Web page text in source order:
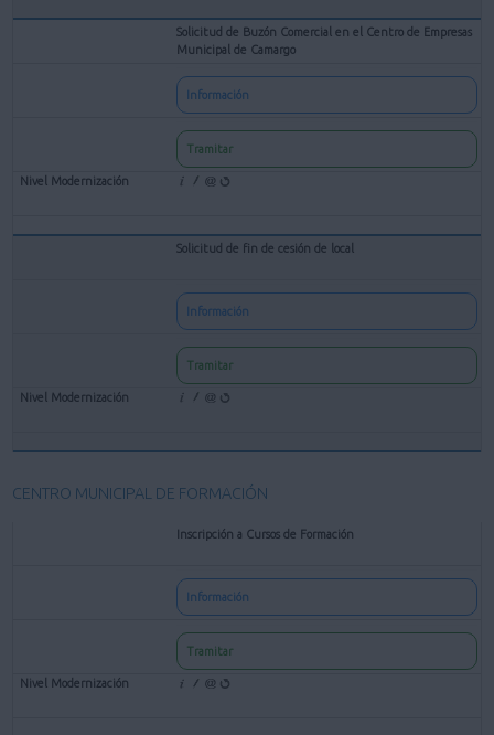
Solicitud de Buzón Comercial en el Centro de Empresas
Municipal de Camargo
Información
Tramitar
Solicitud de fin de cesión de local
Información
Tramitar
CENTRO MUNICIPAL DE FORMACIÓN
Inscripción a Cursos de Formación
Información
Tramitar